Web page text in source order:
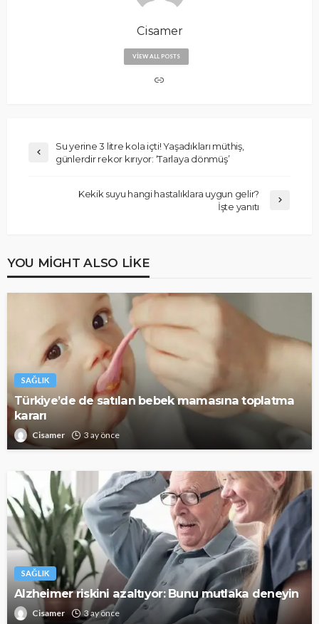
Cisamer
VIEW ALL POSTS
Su yerine 3 litre kola içti! Yaşadıkları müthiş,
günlerdir rekor kırıyor: ‘Tarlaya dönmüş’
Kekik suyu hangi hastalıklara uygun gelir?
İşte yanıtı
YOU MIGHT ALSO LIKE
SAĞLIK
Türkiye’de de satılan bebek mamasına toplatma
kararı
Cisamer 3 ay önce
SAĞLIK
Alzheimer riskini azaltıyor: Bunu mutlaka deneyin
Cisamer 3 ay önce